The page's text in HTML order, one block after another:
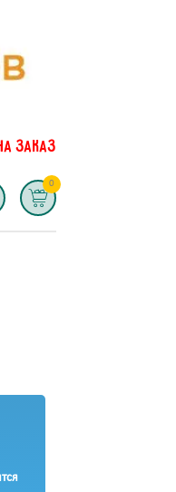
ЗАКАЗ
0